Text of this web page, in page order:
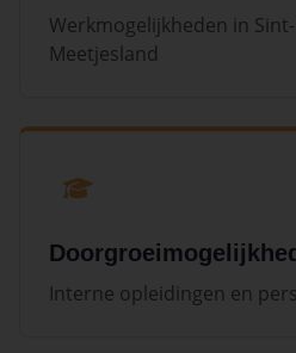
Werkmogelijkheden in
Meetjesland
Interne opleidingen en